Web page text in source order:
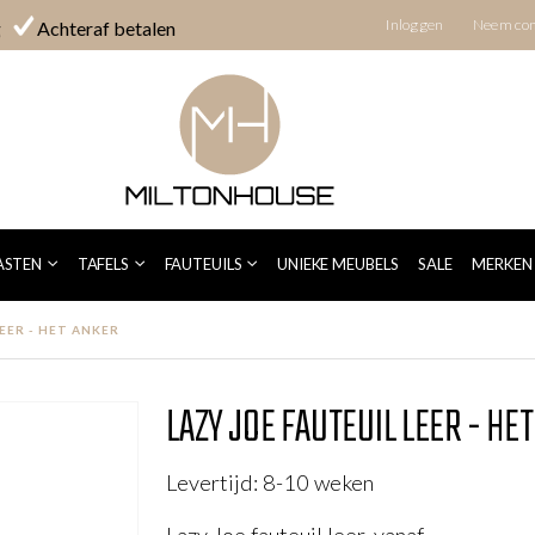
Achteraf betalen Inloggen Neem
TAFELS FAUTEUILS UNIEKE MEUBELS SALE MERKEN
- HET ANKER
LAZY JOE FAUTEUIL LEER -
Levertijd: 8-10 weken